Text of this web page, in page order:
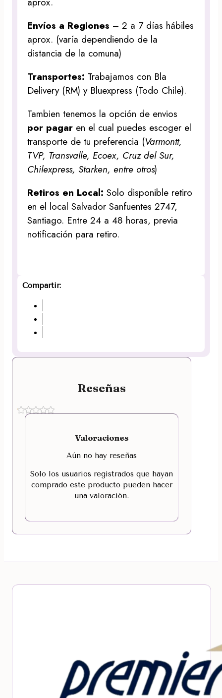
Envíos a Regiones – 2 a 7 días hábiles
aprox. (varía dependiendo de la
distancia de la comuna)
Transportes: Trabajamos con Bla
Delivery (RM) y Bluexpress (Todo Chile).
Tambien tenemos la opción de envios
por pagar en el cual puedes escoger el
transporte de tu preferencia (Varmontt,
TVP, Transvalle, Ecoex, Cruz del Sur,
Chilexpress, Starken, entre otros)
Retiros en Local:Solo disponible retiro
en el local Salvador Sanfuentes 2747,
Santiago. Entre 24 a 48 horas, previa
notificación para retiro.
Compartir:
Reseñas
Valoraciones
Aún no hay reseñas
Solo los usuarios registrados que hayan
comprado este producto pueden hacer
una valoración.